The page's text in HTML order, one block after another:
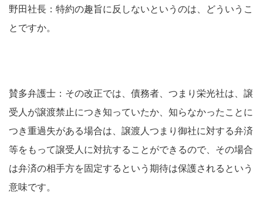
野田社長：特約の趣旨に反しないというのは、どういうこ
とですか。
賛多弁護士：その改正では、債務者、つまり栄光社は、譲
受人が譲渡禁止につき知っていたか、知らなかったことに
つき重過失がある場合は、譲渡人つまり御社に対する弁済
等をもって譲受人に対抗することができるので、その場合
は弁済の相手方を固定するという期待は保護されるという
意味です。